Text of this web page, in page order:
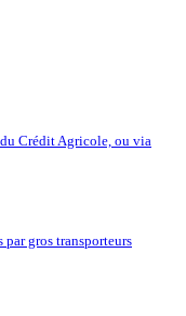
Crédit Agricole, ou via
par gros transporteurs